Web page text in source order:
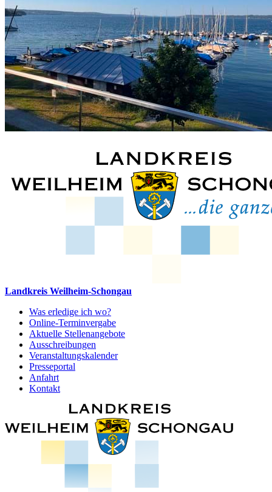
Landkreis Weilheim-Schongau
Was erledige ich wo?
Online-Terminvergabe
Aktuelle Stellenangebote
Ausschreibungen
Veranstaltungskalender
Presseportal
Anfahrt
Kontakt